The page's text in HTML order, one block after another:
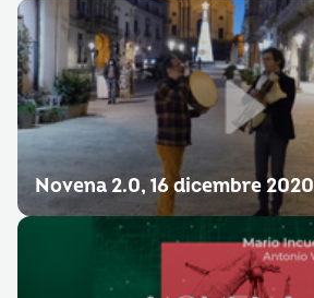
Novena 2.0, 16 dicembre 2020